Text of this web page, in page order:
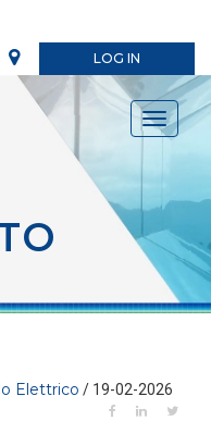
LOG IN
Toggle
Elettrico / 19-02-2026